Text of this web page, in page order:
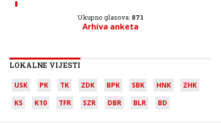
Ukupno glasova: 871
Arhiva anketa
LOKALNE VIJESTI
USK PK TK ZDK BPK SBK HNK
ZHK
KS
K10 TFR SZR DBR BLR BD